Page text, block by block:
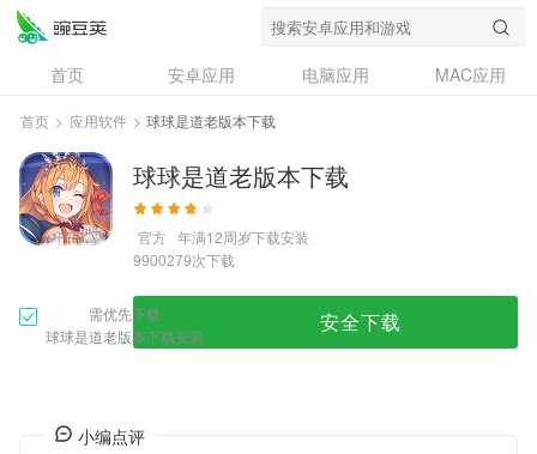
首页 安卓应用 电脑应用
MAC应用
资讯
专题
问答
首页 > 应用软件 > 球球是道老版本下载
球球是道老版本下载
官方 年满12周岁下载安装
9900279次下载
需优先下载
球球是道老版本下载安装
安全下载
小编点评